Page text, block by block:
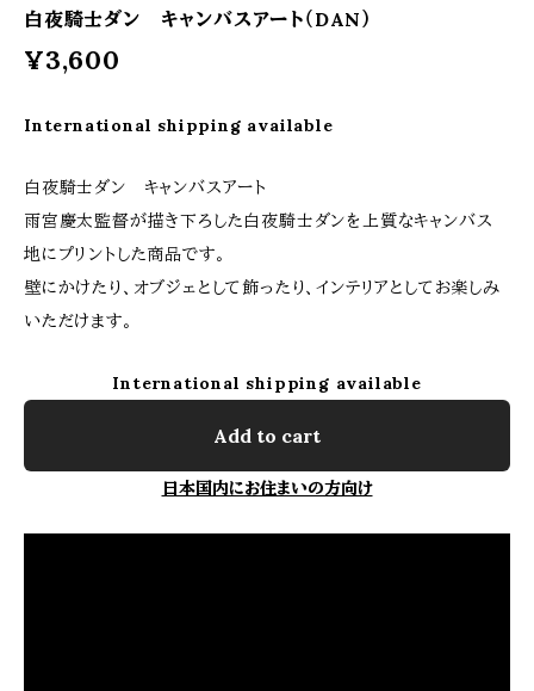
白夜騎士ダン キャンバスアート（DAN）
¥3,600
International shipping available
白夜騎士ダン キャンバスアート
雨宮慶太監督が描き下ろした白夜騎士ダンを上質なキャンバス
地にプリントした商品です。
壁にかけたり、オブジェとして飾ったり、インテリアとしてお楽しみ
いただけます。
International shipping available
Add to cart
日本国内にお住まいの方向け